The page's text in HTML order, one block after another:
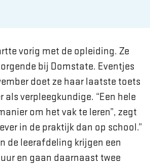
vorig met de opleiding. Ze
bij Domstate. Eventjes
doet ze haar laatste toets
als verpleegkundige. “Een hele
om het vak te leren”, zegt
in de praktijk dan op school.”
de leerafdeling krijgen een
en gaan daarnaast twee